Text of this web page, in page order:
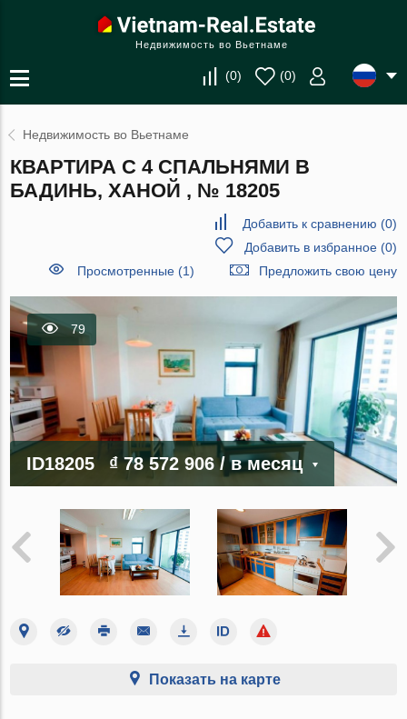
Недвижимость во Вьетнаме
(0) (0)
Недвижимость во Вьетнаме
КВАРТИРА С 4 СПАЛЬНЯМИ В
БАДИНЬ, ХАНОЙ , № 18205
Добавить к сравнению (0)
Добавить в избранное(0)
Просмотренные (1)
Предложить свою цену
79
ID18205 ₫ 78 572 906/ в месяц
Показать на карте